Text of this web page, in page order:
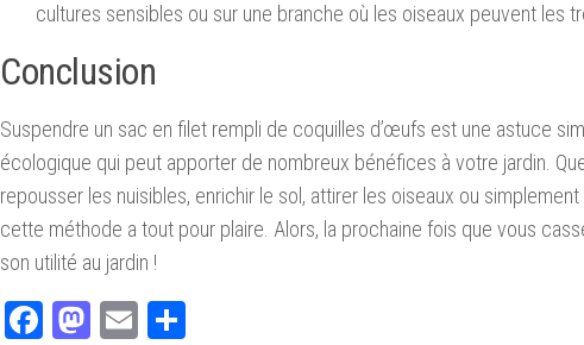
cultures sensibles ou sur une branche où les oiseaux peuvent les
Conclusion
Suspendre un sac en filet rempli de coquilles d’œufs est une astuce
écologique qui peut apporter de nombreux bénéfices à votre jardin.
repousser les nuisibles, enrichir le sol, attirer les oiseaux ou
cette méthode a tout pour plaire. Alors, la prochaine fois que vous
son utilité au jardin !
Facebook
Mastodon
Email